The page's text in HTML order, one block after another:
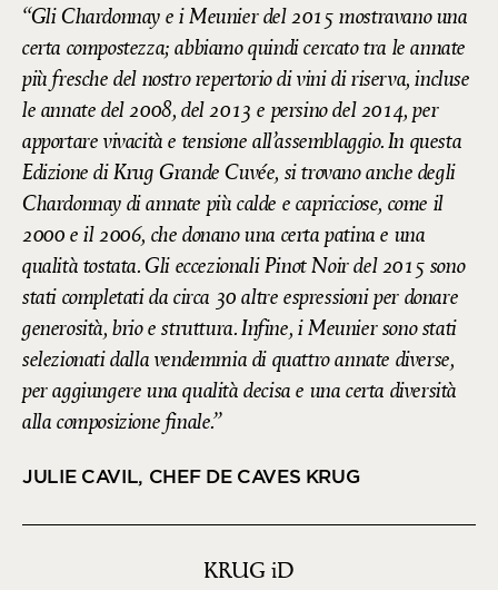
Gli Chardonnay e i Meunier del 2015 mostravano una
certa compostezza; abbiamo quindi cercato tra le annate
più fresche del nostro repertorio di vini di riserva, incluse
le annate del 2008, del 2013 e persino del 2014, per
apportare vivacità e tensione all’assemblaggio. In questa
Edizione di Krug Grande Cuvée, si trovano anche degli
Chardonnay di annate più calde e capricciose, come il
2000 e il 2006, che donano una certa patina e una
qualità tostata. Gli eccezionali Pinot Noir del 2015 sono
stati completati da circa 30 altre espressioni per donare
generosità, brio e struttura. Infine, i Meunier sono stati
selezionati dalla vendemmia di quattro annate diverse,
per aggiungere una qualità decisa e una certa diversità
alla composizione finale.
JULIE CAVIL, CHEF DE CAVES KRUG
KRUG iD